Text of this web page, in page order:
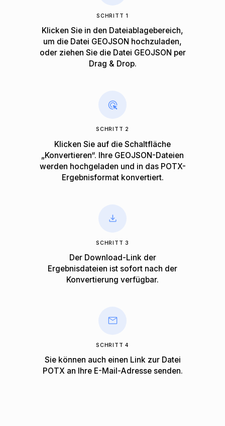
SCHRITT 1
Klicken Sie in den Dateiablagebereich,
um die Datei GEOJSON hochzuladen,
oder ziehen Sie die Datei GEOJSON per
Drag & Drop.
SCHRITT 2
Klicken Sie auf die Schaltfläche
„Konvertieren“. Ihre GEOJSON-Dateien
werden hochgeladen und in das POTX-
Ergebnisformat konvertiert.
SCHRITT 3
Der Download-Link der
Ergebnisdateien ist sofort nach der
Konvertierung verfügbar.
SCHRITT 4
Sie können auch einen Link zur Datei
POTX an Ihre E-Mail-Adresse senden.